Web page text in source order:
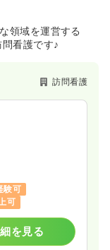
領域を運営する
看護です♪
訪問看護
験可
可
を見る